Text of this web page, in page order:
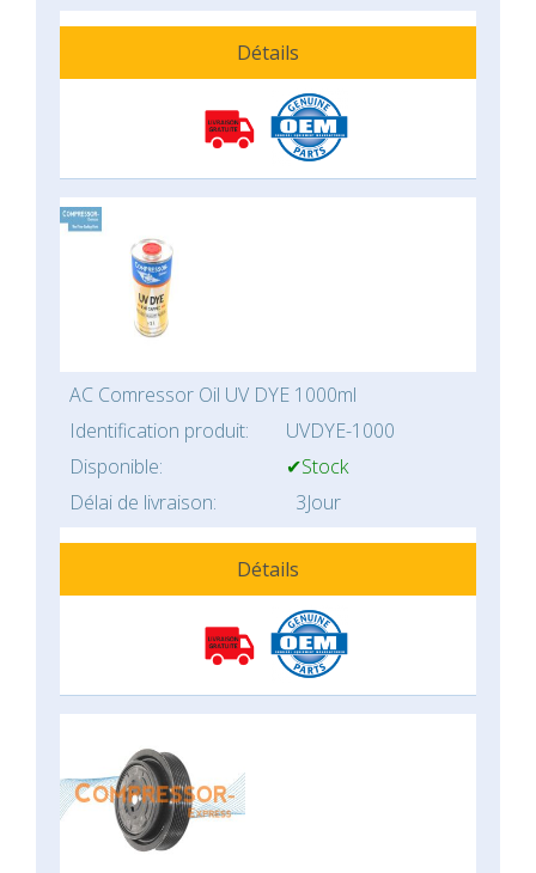
Détails
AC Comressor Oil UV DYE 1000ml
Identification produit:
UVDYE-1000
Disponible:
✔Stock
Délai de livraison:
3Jour
Détails